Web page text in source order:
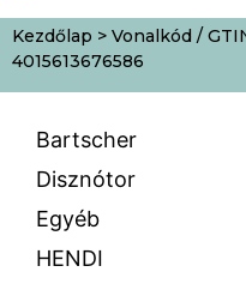
Kezdőlap > Vonalkód /
4015613676586
Bartscher
Disznótor
Egyéb
HENDI